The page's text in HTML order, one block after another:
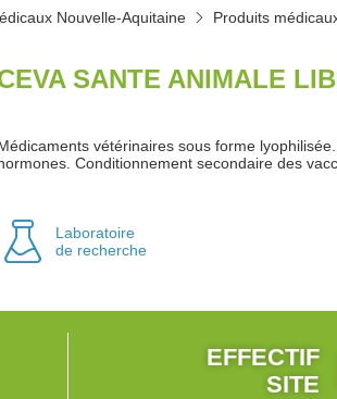
Nouvelle-Aquitaine Produits
SANTE ANIMALE
vétérinaires sous forme
Conditionnement secondaire des
Laboratoire
de recherche
EFFECTIF
SITE